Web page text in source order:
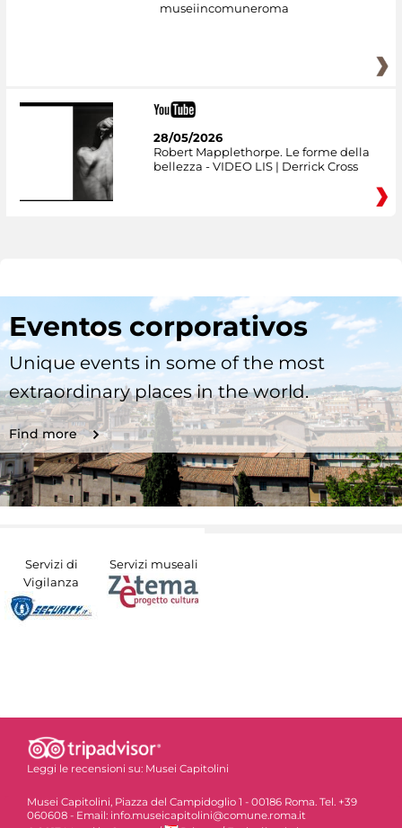
museiincomuneroma
28/05/2026
Robert Mapplethorpe. Le forme della
bellezza - VIDEO LIS | Derrick Cross
Eventos corporativos
Unique events in some of the most
extraordinary places in the world.
Find more
Servizi di
Vigilanza
Servizi museali
Leggi le recensioni su: Musei Capitolini
Musei Capitolini, Piazza del Campidoglio 1 - 00186 Roma. Tel. +39
060608 - Email: info.museicapitolini@comune.roma.it